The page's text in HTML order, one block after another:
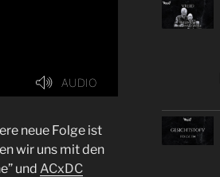
neue Folge ist
wir uns mit den
und ACxDC